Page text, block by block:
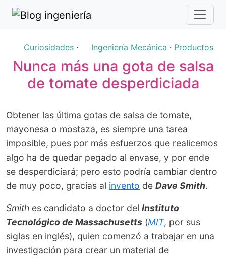
Curiosidades· Ingeniería Mecánica · Productos
Nunca más una gota de salsa
de tomate desperdiciada
Obtener las última gotas de salsa de tomate,
mayonesa o mostaza, es siempre una tarea
imposible, pues por más esfuerzos que realicemos
algo ha de quedar pegado al envase, y por ende
se desperdiciará; pero esto podría cambiar dentro
de muy poco, gracias al invento de Dave Smith.
Smith es candidato a doctor del Instituto
Tecnológico de Massachusetts (MIT, por sus
siglas en inglés), quien comenzó a trabajar en una
investigación para crear un material de